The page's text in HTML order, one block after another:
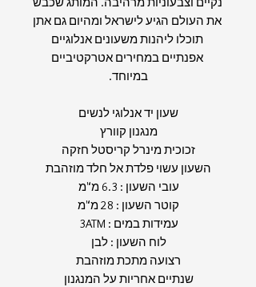
את העולם הגיע לישראל ומהיום גם אתן
תוכלו ליהנות משעונים אנלוגיים
אפנתיים במחירים אטרקטיביים
במיוחד.
שעון יד אנלוגי לנשים
מנגנון קוורץ
זכוכית מינרל קריסטל חזקה
השעון עשוי פלדת אל חלד מוזהבת
עובי השעון : 6.3 מ"מ
קוטר השעון : 28 מ"מ
עמידות במים : 3ATM
לוח השעון : לבן
רצועה מתכת מוזהבת
שנתיים אחריות על המנגנון